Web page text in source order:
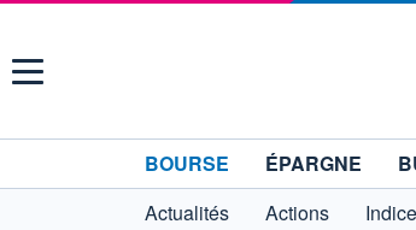
Menu
BOURSE ÉPARGNE
Actualités
Actions